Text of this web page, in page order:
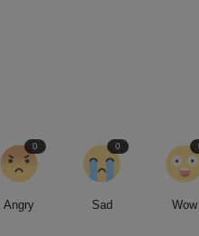
Angry
0
Sad
0
Wow